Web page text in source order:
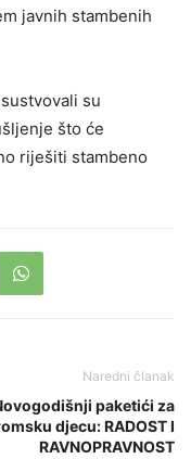
javnih stambenih
su
što će
riješiti stambeno
Naredni članak
paketići za
djecu: RADOST I
RAVNOPRAVNOST